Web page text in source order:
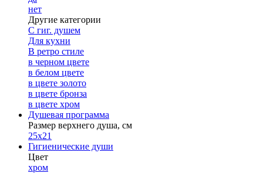
нет
Другие категории
С гиг. душем
Для кухни
В ретро стиле
в черном цвете
в белом цвете
в цвете золото
в цвете бронза
в цвете хром
Душевая программа
Размер верхнего душа, см
25х21
Гигиенические души
Цвет
хром